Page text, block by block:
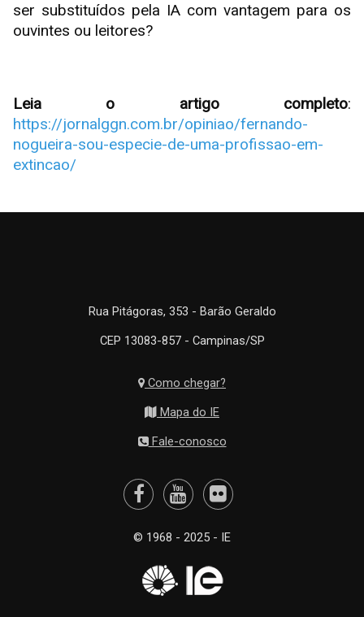
ser substituídos pela IA com vantagem para os
ouvintes ou leitores?
Leia o artigo completo:
https://jornalggn.com.br/opiniao/fernando-
nogueira-sou-especie-de-uma-profissao-em-
extincao/
Rua Pitágoras, 353 - Barão Geraldo
CEP 13083-857 - Campinas/SP
Como chegar?
Mapa do IE
Fale-conosco
© 1968 - 2025 - IE